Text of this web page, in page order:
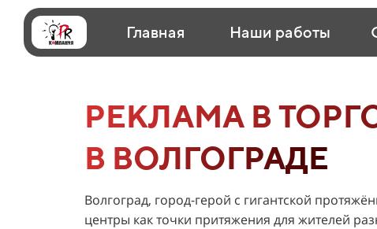
Главная Наши работы
РЕКЛАМА В
В ВОЛГОГРАДЕ
Волгоград, город-герой с гигантской
центры как точки притяжения для жителей